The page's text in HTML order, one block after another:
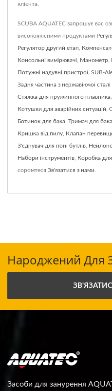
клієнта.
SCUBA AQUATEC запрошує вас
високоякісними продуктами
Регулятор другий етап
Консольні вимірювачі Манометр
Потужні надувні пристрої SUB-
Задня частина з нержавіючої
Стяжка для пружинного плавника
Котушки для аварійних ситуацій
Ботинок для бака Тримач для бака
Кришка від пилу Клапан
З'єднувач для поні бутлів
Набори інструментів Коробка
соромтеся Зв'язатися з нами
Народжений Для
Засоби для занурення